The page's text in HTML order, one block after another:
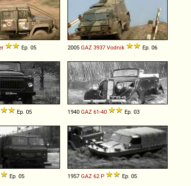
Ep. 05 2005 GAZ 3937 Vodnik Ep. 06
Ep. 05 1940 GAZ 61-40 Ep. 03
Ep. 05 1957 GAZ 62 P Ep. 05